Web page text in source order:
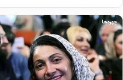
چهره‌ها